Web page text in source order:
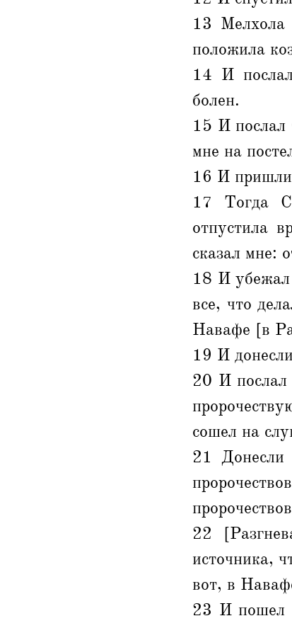
13 Мелхола
положила
14 И
болен.
15 И послал
мне на
16 И пришли
17 Тогда
отпустила
сказал мне:
18 И убежал
все, что
Навафе [в
19 И
20 И послал
сошел на
21
22
источника,
вот, в
23 И пошел